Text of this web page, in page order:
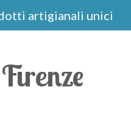
artigianali unici